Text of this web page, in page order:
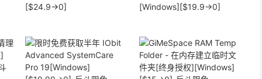
[$24.9→0]
[Windows][$19.9→0]